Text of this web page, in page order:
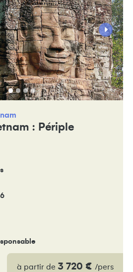
: Périple
à partir de 3 720 € /pers